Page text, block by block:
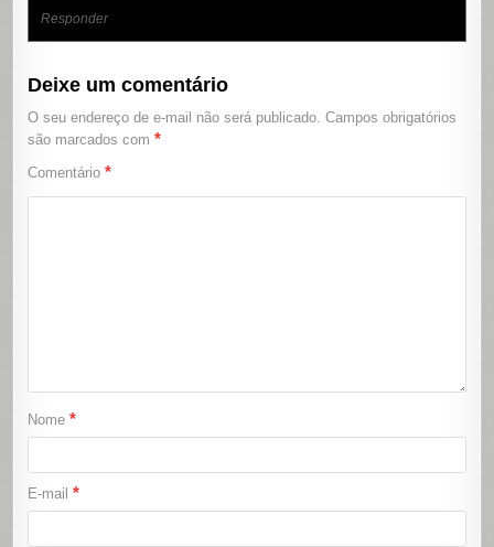
Responder
Deixe um comentário
O seu endereço de e-mail não será publicado. Campos obrigatórios
são marcados com*
Comentário*
Nome*
E-mail*